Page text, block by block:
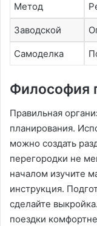
Метод
Заводской
Самоделка
Философия
Правильная
планирования.
можно создать
перегородки не
началом изучите
инструкция.
сделайте
поездки